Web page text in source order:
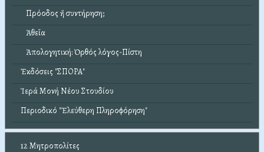
Πρόοδος ἤ συντήρηση;
Ἀθεΐα
Ἀπολογητική: Ὀρθός λόγος-Πίστη
Ἐκδόσεις "ΣΠΟΡΑ"
Ἱερά Μονή Νέου Στουδίου
Περιοδικό "Ἐλεύθερη Πληροφόρηση"
12 Μητροπολίτες